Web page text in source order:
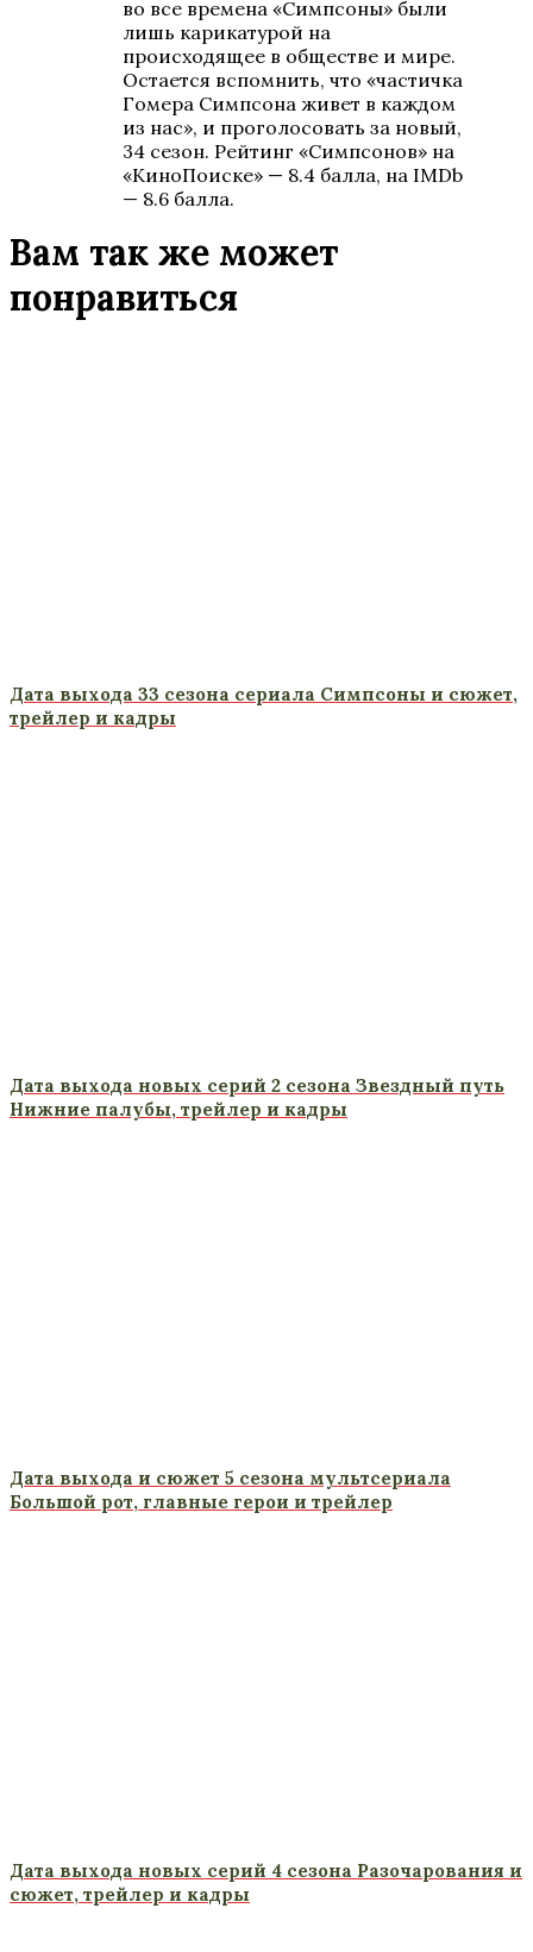
во все времена «Симпсоны» были
лишь карикатурой на
происходящее в обществе и мире.
Остается вспомнить, что «частичка
Гомера Симпсона живет в каждом
из нас», и проголосовать за новый,
34 сезон. Рейтинг «Симпсонов» на
«КиноПоиске» — 8.4 балла, на IMDb
— 8.6 балла.
Вам так же может
понравиться
Дата выхода 33 сезона сериала Симпсоны и сюжет,
трейлер и кадры
Дата выхода новых серий 2 сезона Звездный путь
Нижние палубы, трейлер и кадры
Дата выхода и сюжет 5 сезона мультсериала
Большой рот, главные герои и трейлер
Дата выхода новых серий 4 сезона Разочарования и
сюжет, трейлер и кадры